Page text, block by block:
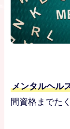
メンタルヘル
間資格までた